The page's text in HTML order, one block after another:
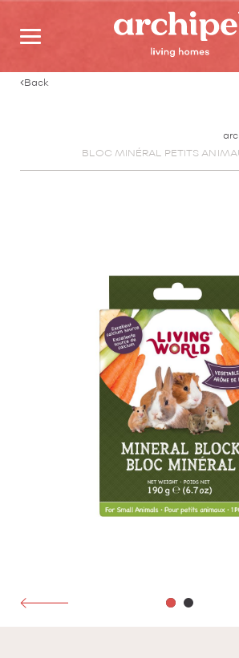
Back
BLOC MINÉRAL PETITS